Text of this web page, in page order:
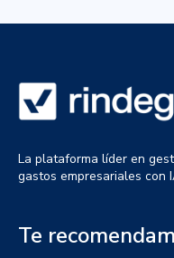
La plataforma líder en
gastos empresariales con
Te